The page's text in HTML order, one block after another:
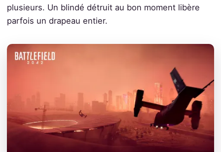
plusieurs. Un blindé détruit au bon moment libère
parfois un drapeau entier.